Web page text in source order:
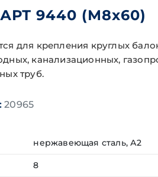
9440 (М8х60)
для крепления круглых
канализационных,
труб.
20965
нержавеющая сталь, А2
8